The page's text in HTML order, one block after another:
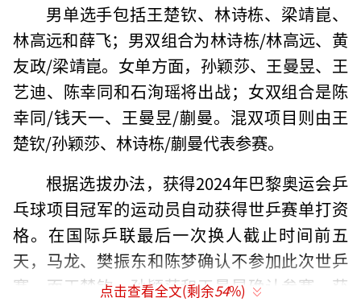
男单选手包括王楚钦、林诗栋、梁靖崑、
林高远和薛飞；男双组合为林诗栋/林高远、黄
友政/梁靖崑。女单方面，孙颖莎、王曼昱、王
艺迪、陈幸同和石洵瑶将出战；女双组合是陈
幸同/钱天一、王曼昱/蒯曼。混双项目则由王
楚钦/孙颖莎、林诗栋/蒯曼代表参赛。
根据选拔办法，获得2024年巴黎奥运会乒
乓球项目冠军的运动员自动获得世乒赛单打资
格。在国际乒联最后一次换人截止时间前五
天，马龙、樊振东和陈梦确认不参加此次世乒
赛。而王楚钦、孙颖莎和王曼昱确认参赛，获
点击查看全文(剩余54%)